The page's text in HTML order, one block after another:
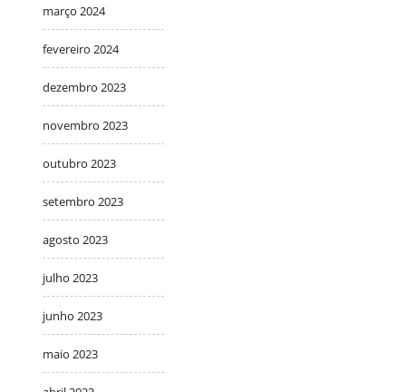
março 2024
fevereiro 2024
dezembro 2023
novembro 2023
outubro 2023
setembro 2023
agosto 2023
julho 2023
junho 2023
maio 2023